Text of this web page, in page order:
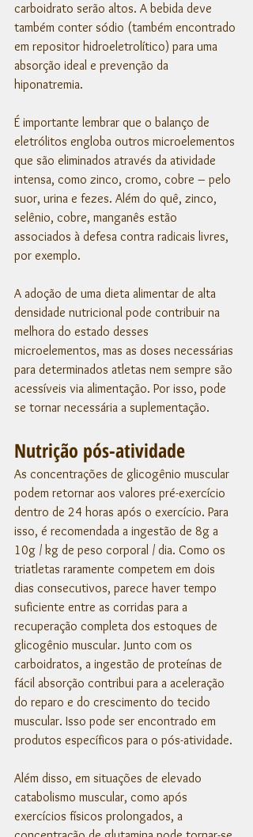
carboidrato serão altos. A bebida deve
também conter sódio (também encontrado
em repositor hidroeletrolítico) para uma
absorção ideal e prevenção da
hiponatremia.
É importante lembrar que o balanço de
eletrólitos engloba outros microelementos
que são eliminados através da atividade
intensa, como zinco, cromo, cobre – pelo
suor, urina e fezes. Além do quê, zinco,
selênio, cobre, manganês estão
associados à defesa contra radicais livres,
por exemplo.
A adoção de uma dieta alimentar de alta
densidade nutricional pode contribuir na
melhora do estado desses
microelementos, mas as doses necessárias
para determinados atletas nem sempre são
acessíveis via alimentação. Por isso, pode
se tornar necessária a suplementação.
Nutrição pós-atividade
As concentrações de glicogênio muscular
podem retornar aos valores pré-exercício
dentro de 24 horas após o exercício. Para
isso, é recomendada a ingestão de 8g a
10g / kg de peso corporal / dia. Como os
triatletas raramente competem em dois
dias consecutivos, parece haver tempo
suficiente entre as corridas para a
recuperação completa dos estoques de
glicogênio muscular. Junto com os
carboidratos, a ingestão de proteínas de
fácil absorção contribui para a aceleração
do reparo e do crescimento do tecido
muscular. Isso pode ser encontrado em
produtos específicos para o pós-atividade.
Além disso, em situações de elevado
catabolismo muscular, como após
exercícios físicos prolongados, a